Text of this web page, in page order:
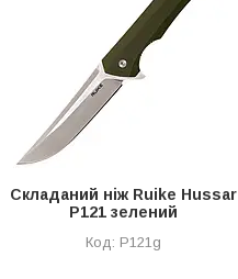
Складаний ніж Ruike Hussar
Р121 зелений
Р121g